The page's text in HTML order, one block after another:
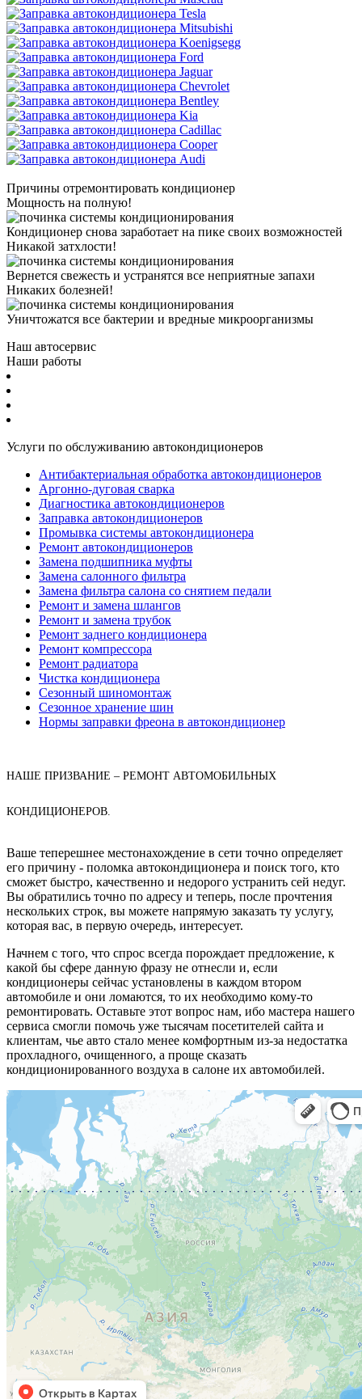
Причины отремонтировать кондиционер
Мощность на полную!
Кондиционер снова заработает на пике своих возможностей
Никакой затхлости!
Вернется свежесть и устранятся все неприятные запахи
Никаких болезней!
Уничтожатся все бактерии и вредные микроорганизмы
Наш автосервис
Наши работы
Услуги по обслуживанию автокондиционеров
Антибактериальная обработка автокондиционеров
Аргонно-дуговая сварка
Диагностика автокондиционеров
Заправка автокондиционеров
Промывка системы автокондиционера
Ремонт автокондиционеров
Замена подшипника муфты
Замена салонного фильтра
Замена фильтра салона со снятием педали
Ремонт и замена шлангов
Ремонт и замена трубок
Ремонт заднего кондиционера
Ремонт компрессора
Ремонт радиатора
Чистка кондиционера
Сезонный шиномонтаж
Сезонное хранение шин
Нормы заправки фреона в автокондиционер
НАШЕ ПРИЗВАНИЕ – РЕМОНТ АВТОМОБИЛЬНЫХ
КОНДИЦИОНЕРОВ.
Ваше теперешнее местонахождение в сети точно определяет
его причину - поломка автокондиционера и поиск того, кто
сможет быстро, качественно и недорого устранить сей недуг.
Вы обратились точно по адресу и теперь, после прочтения
нескольких строк, вы можете напрямую заказать ту услугу,
которая вас, в первую очередь, интересует.
Начнем с того, что спрос всегда порождает предложение, к
какой бы сфере данную фразу не отнесли и, если
кондиционеры сейчас установлены в каждом втором
автомобиле и они ломаются, то их необходимо кому-то
ремонтировать. Оставьте этот вопрос нам, ибо мастера нашего
сервиса смогли помочь уже тысячам посетителей сайта и
клиентам, чье авто стало менее комфортным из-за недостатка
прохладного, очищенного, а проще сказать
кондиционированного воздуха в салоне их автомобилей.